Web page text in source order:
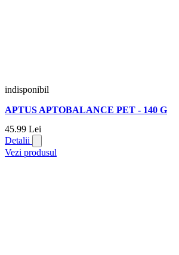
indisponibil
APTUS APTOBALANCE PET - 140 G
45.99 Lei
Detalii
Vezi produsul